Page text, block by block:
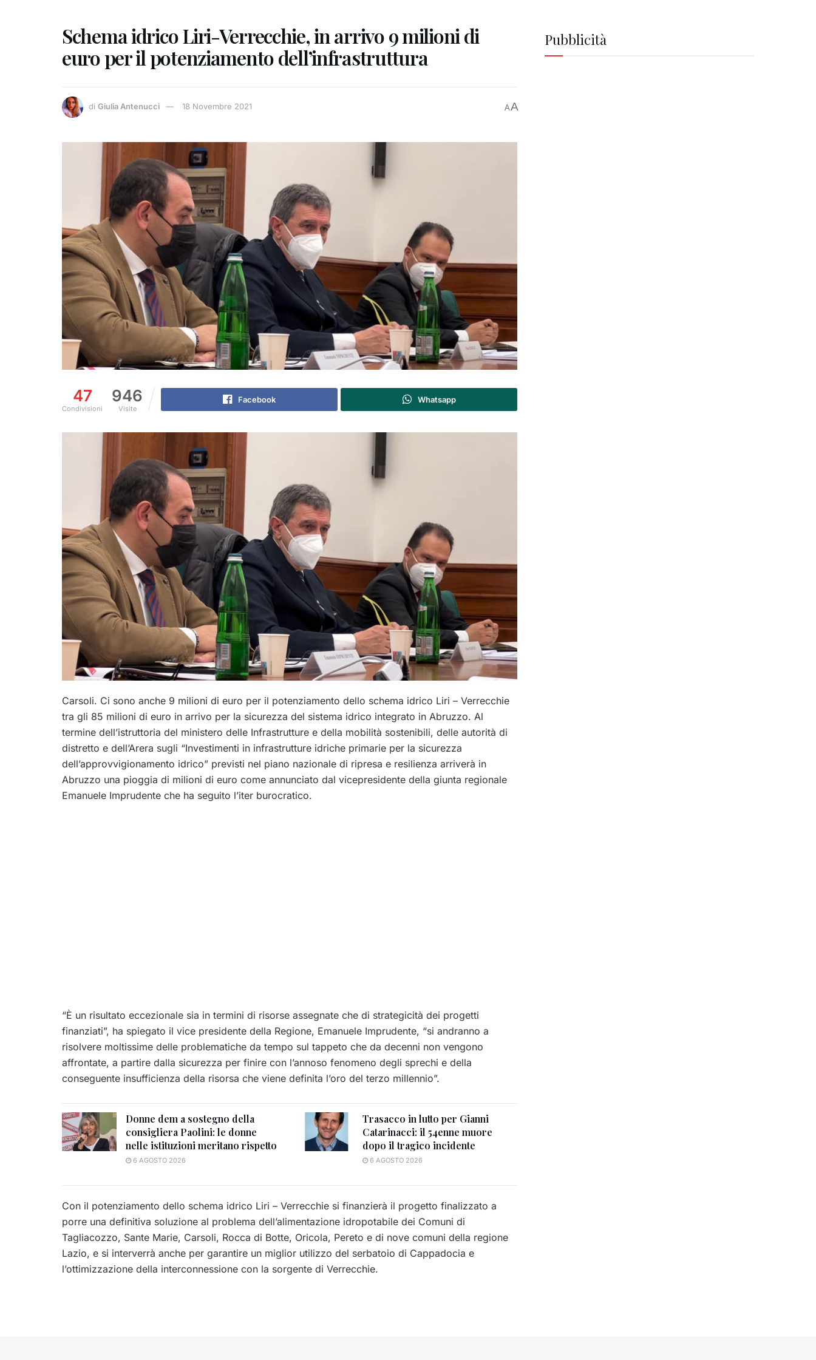
Schema idrico Liri-Verrecchie, in arrivo 9 milioni di
euro per il potenziamento dell’infrastruttura
di Giulia Antenucci 18 Novembre 2021 AA
47
Condivisioni
946
Visite
Facebook Whatsapp
Carsoli. Ci sono anche 9 milioni di euro per il potenziamento dello schema idrico Liri – Verrecchie
tra gli 85 milioni di euro in arrivo per la sicurezza del sistema idrico integrato in Abruzzo. Al
termine dell’istruttoria del ministero delle Infrastrutture e della mobilità sostenibili, delle autorità di
distretto e dell’Arera sugli “Investimenti in infrastrutture idriche primarie per la sicurezza
dell’approvvigionamento idrico” previsti nel piano nazionale di ripresa e resilienza arriverà in
Abruzzo una pioggia di milioni di euro come annunciato dal vicepresidente della giunta regionale
Emanuele Imprudente che ha seguito l’iter burocratico.
“È un risultato eccezionale sia in termini di risorse assegnate che di strategicità dei progetti
finanziati”, ha spiegato il vice presidente della Regione, Emanuele Imprudente, “si andranno a
risolvere moltissime delle problematiche da tempo sul tappeto che da decenni non vengono
affrontate, a partire dalla sicurezza per finire con l’annoso fenomeno degli sprechi e della
conseguente insufficienza della risorsa che viene definita l’oro del terzo millennio”.
Donne dem a sostegno della
consigliera Paolini: le donne
nelle istituzioni meritano rispetto
6 AGOSTO 2026
Trasacco in lutto per Gianni
Catarinacci: il 54enne muore
dopo il tragico incidente
6 AGOSTO 2026
Con il potenziamento dello schema idrico Liri – Verrecchie si finanzierà il progetto finalizzato a
porre una definitiva soluzione al problema dell’alimentazione idropotabile dei Comuni di
Tagliacozzo, Sante Marie, Carsoli, Rocca di Botte, Oricola, Pereto e di nove comuni della regione
Lazio, e si interverrà anche per garantire un miglior utilizzo del serbatoio di Cappadocia e
l’ottimizzazione della interconnessione con la sorgente di Verrecchie.
Pubblicità